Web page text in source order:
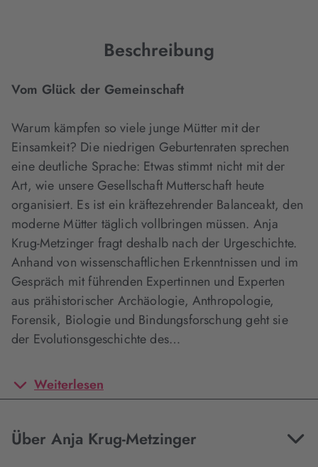
Beschreibung
Vom Glück der Gemeinschaft
Warum kämpfen so viele junge Mütter mit der
Einsamkeit? Die niedrigen Geburtenraten sprechen
eine deutliche Sprache: Etwas stimmt nicht mit der
Art, wie unsere Gesellschaft Mutterschaft heute
organisiert. Es ist ein kräftezehrender Balanceakt, den
moderne Mütter täglich vollbringen müssen. Anja
Krug-Metzinger fragt deshalb nach der Urgeschichte.
Anhand von wissenschaftlichen Erkenntnissen und im
Gespräch mit führenden Expertinnen und Experten
aus prähistorischer Archäologie, Anthropologie,
Forensik, Biologie und Bindungsforschung geht sie
der Evolutionsgeschichte des…
Weiterlesen
Über Anja Krug-Metzinger